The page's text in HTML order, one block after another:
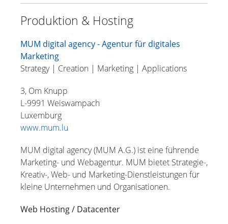
Produktion & Hosting
MUM digital agency - Agentur für digitales
Marketing
Strategy | Creation | Marketing | Applications
3, Om Knupp
L-9991 Weiswampach
Luxemburg
www.mum.lu
MUM digital agency (MUM A.G.) ist eine führende
Marketing- und Webagentur. MUM bietet Strategie-,
Kreativ-, Web- und Marketing-Dienstleistungen für
kleine Unternehmen und Organisationen.
Web Hosting / Datacenter